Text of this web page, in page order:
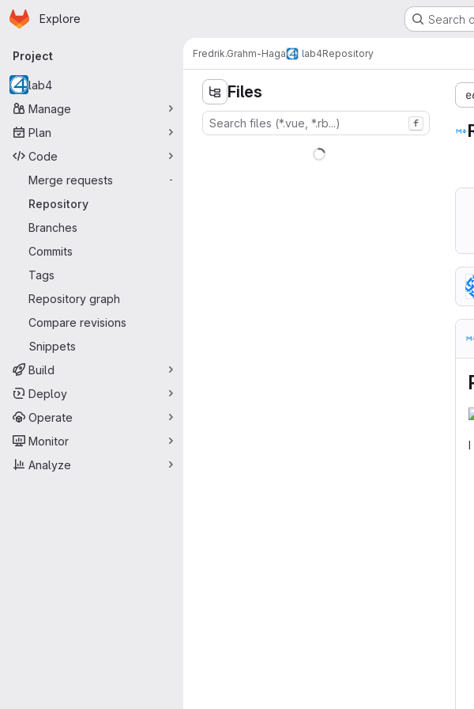
Skip to main content
Homepage
Explore Search
Primary navigation
Project
lab4
Manage
Plan
Code
Merge requests
-
Repository
Branches
Commits
Tags
Repository graph
Compare revisions
Snippets
Build
Deploy
Operate
Monitor
Analyze
Fredrik.Grahm-Haga lab4Repository
Files
f
I